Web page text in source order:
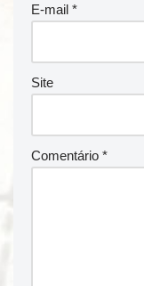
E-mail *
Site
Comentário *